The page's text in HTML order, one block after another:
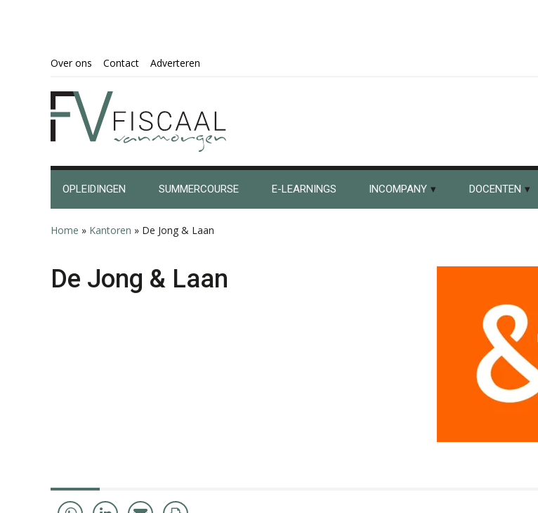
hoofdnavigatie
Over ons Contact Adverteren
OPLEIDINGEN SUMMERCOURSE E-LEARNINGS INCOMPANY DOCENTEN
Home » Kantoren » De Jong & Laan
De Jong & Laan